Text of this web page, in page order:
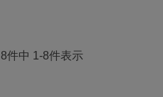
8件中 1 -8件表示